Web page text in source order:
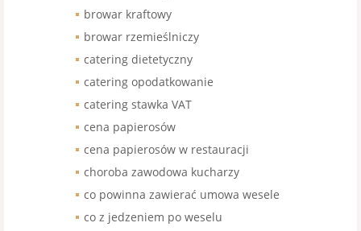
browar kraftowy
browar rzemieślniczy
catering dietetyczny
catering opodatkowanie
catering stawka VAT
cena papierosów
cena papierosów w restauracji
choroba zawodowa kucharzy
co powinna zawierać umowa wesele
co z jedzeniem po weselu